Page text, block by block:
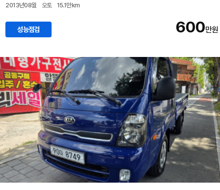
2013년08월 오토 15.1만km
성능점검 600만원